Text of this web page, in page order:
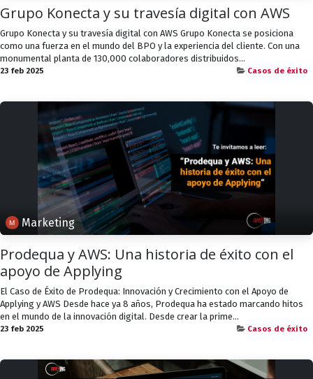
Grupo Konecta y su travesía digital con AWS
Grupo Konecta y su travesía digital con AWS Grupo Konecta se posiciona
como una fuerza en el mundo del BPO y la experiencia del cliente. Con una
monumental planta de 130,000 colaboradores distribuidos...
23 feb 2025 Casos de éxito
Marketing
Prodequa y AWS: Una historia de éxito con el
apoyo de Applying
El Caso de Éxito de Prodequa: Innovación y Crecimiento con el Apoyo de
Applying y AWS Desde hace ya 8 años, Prodequa ha estado marcando hitos
en el mundo de la innovación digital. Desde crear la prime...
23 feb 2025 Casos de éxito